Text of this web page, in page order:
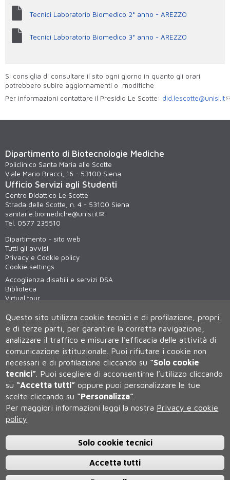
Tecnici Laboratorio Biomedico 2° anno - AREZZO
Tecnici Laboratorio Biomedico 3° anno - AREZZO
Si consiglia di consultare il sito ogni giorno in quanto gli orari
potrebbero subire aggiornamenti o modifiche
Per informazioni contattare il Presidio Le Scotte: did.lescotte@unisi.it
Dipartimento di Biotecnologie Mediche
Policlinico Santa Maria alle Scotte
Viale Mario Bracci, 16 - 53100 Siena
Ufficio Servizi agli Studenti
Centro Didattico Le Scotte
Strada delle Scotte, n. 4 - 53100 Siena
sanitarie.biomediche@unisi.it
Tel. 0577 235510
Dipartimento - sito web
Tutti gli avvisi
Privacy e Cookie policy
Cookie settings
Accoglienza disabili e servizi DSA
Biblioteca
Virtual tour
Università degli Studi di Siena
Rettorato, via Banchi di Sotto 55, 53100 Siena ITALIA
P.IVA 00273530527 | C.F. 80002070524 | Caselle Pec:Posta
Elettronica Certificata
0577 235555 (dal lunedì al venerdì dalle 9.30 alle 10.30)
Questo sito utilizza cookie tecnici e di profilazione, propri
e di terze parti, per garantire la corretta navigazione,
analizzare il traffico e misurare l'efficacia delle attività di
comunicazione istituzionale. Puoi rifiutare i cookie non
necessari e di profilazione cliccando su “Solo cookie
tecnici” Puoi scegliere di acconsentirne l’utilizzo cliccando
su “Accetta tutti” oppure puoi personalizzare le tue
scelte cliccando su “Personalizza”
Per maggiori informazioni leggi la nostra Privacy e cookie
policy
Solo cookie tecnici
Accetta tutti